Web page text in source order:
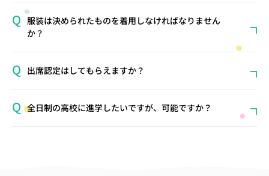
服装は決められたものを着用しなければなりません
か？
出席認定はしてもらえますか？
全日制の高校に進学したいですが、可能ですか？